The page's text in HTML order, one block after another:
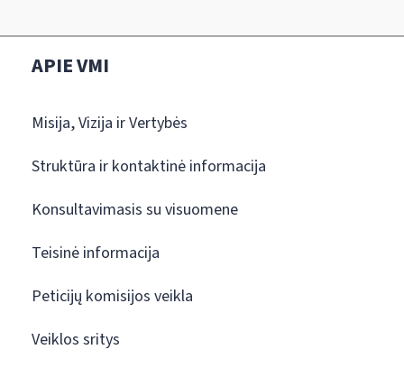
APIE VMI
Misija, Vizija ir Vertybės
Struktūra ir kontaktinė informacija
Konsultavimasis su visuomene
Teisinė informacija
Peticijų komisijos veikla
Veiklos sritys